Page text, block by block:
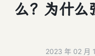
么？为什么
2023 年 02 月